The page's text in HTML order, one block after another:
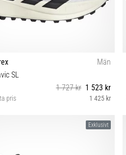
Män
SL
1 727 kr 1 523 kr
pris 1 425 kr
42⅔ 43⅓ 44 44⅔ 45⅓ 46 46⅔Exklusivt